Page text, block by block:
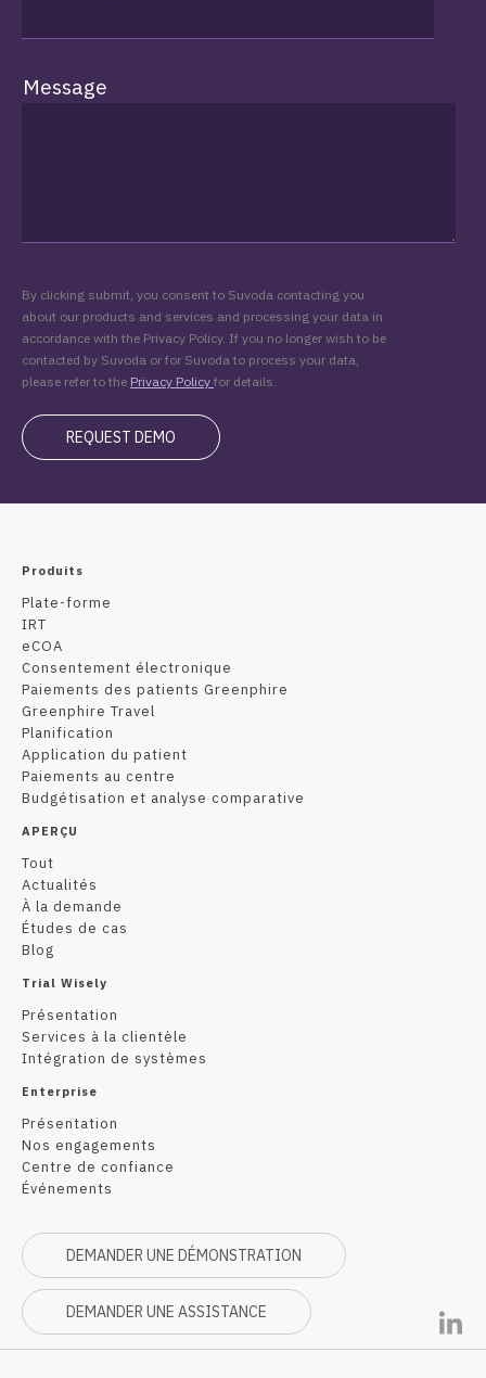
Message
By clicking submit, you consent to Suvoda contacting you
about our products and services and processing your data in
accordance with the Privacy Policy. If you no longer wish to be
contacted by Suvoda or for Suvoda to process your data,
please refer to the Privacy Policy for details.
Produits
Plate-forme
IRT
eCOA
Consentement électronique
Paiements des patients Greenphire
Greenphire Travel
Planification
Application du patient
Paiements au centre
Budgétisation et analyse comparative
APERÇU
Tout
Actualités
À la demande
Études de cas
Blog
Trial Wisely
Présentation
Services à la clientèle
Intégration de systèmes
Enterprise
Présentation
Nos engagements
Centre de confiance
Événements
DEMANDER UNE DÉMONSTRATION
DEMANDER UNE ASSISTANCE